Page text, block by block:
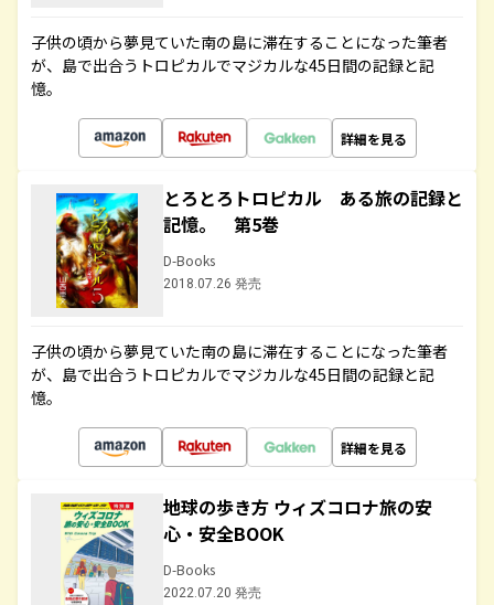
子供の頃から夢見ていた南の島に滞在することになった筆者
が、島で出合うトロピカルでマジカルな45日間の記録と記
憶。
詳細を見る
とろとろトロピカル ある旅の記録と
記憶。 第5巻
D-Books
2018.07.26 発売
子供の頃から夢見ていた南の島に滞在することになった筆者
が、島で出合うトロピカルでマジカルな45日間の記録と記
憶。
詳細を見る
地球の歩き方 ウィズコロナ旅の安
心・安全BOOK
D-Books
2022.07.20 発売